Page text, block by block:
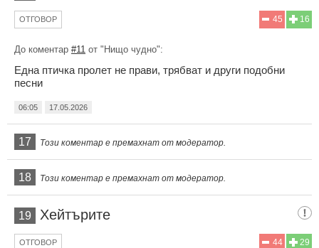
16
45
ОТГОВОР
До коментар #11 от "Нищо чудно":
Една птичка пролет не прави, трябват и други подобни
песни
06:05 17.05.2026
17 Този коментар е премахнат от модератор.
18 Този коментар е премахнат от модератор.
19 Хейтърите
29
44
ОТГОВОР